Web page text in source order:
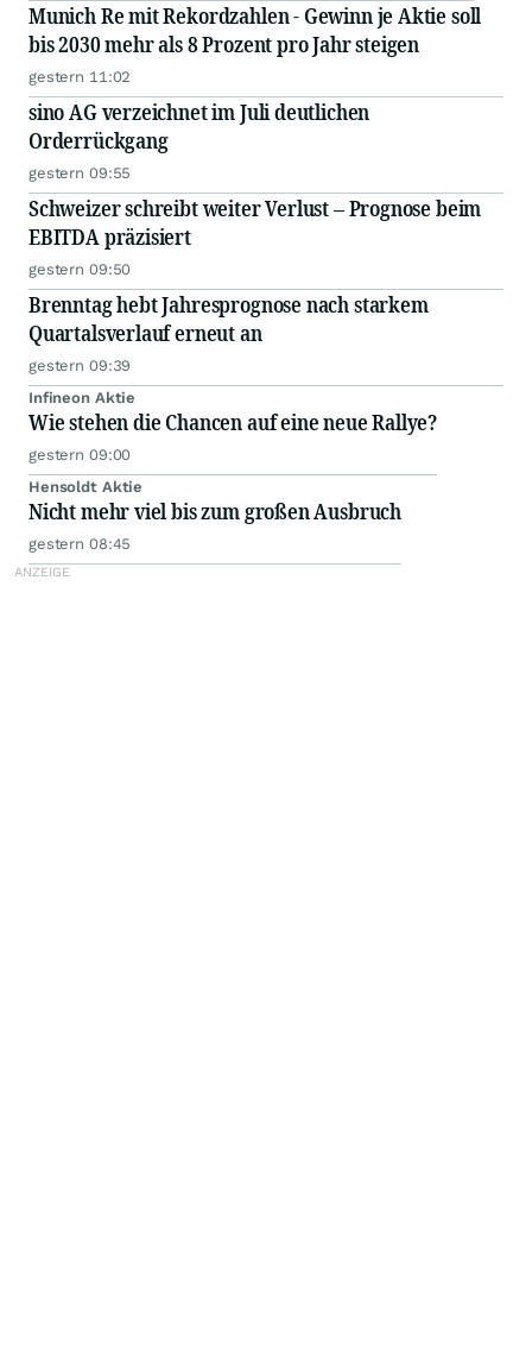
Munich Re mit Rekordzahlen - Gewinn je Aktie soll
bis 2030 mehr als 8 Prozent pro Jahr steigen
gestern 11:02
sino AG verzeichnet im Juli deutlichen
Orderrückgang
gestern 09:55
Schweizer schreibt weiter Verlust – Prognose beim
EBITDA präzisiert
gestern 09:50
Brenntag hebt Jahresprognose nach starkem
Quartalsverlauf erneut an
gestern 09:39
Infineon Aktie
Wie stehen die Chancen auf eine neue Rallye?
gestern 09:00
Hensoldt Aktie
Nicht mehr viel bis zum großen Ausbruch
gestern 08:45